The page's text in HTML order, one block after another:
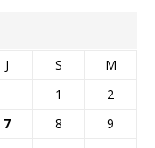
J S
M
1
2
7 8
9